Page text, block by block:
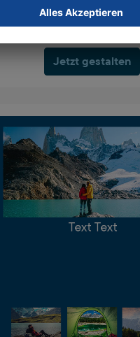
Jetzt gestalten